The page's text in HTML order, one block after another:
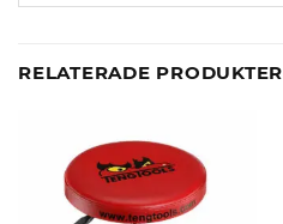
RELATERADE PRODUKTER